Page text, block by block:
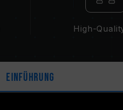
High-
Einführung